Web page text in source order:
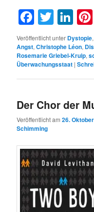
Veröffentlicht unter Dystopie
Angst,Christophe Léon,
Rosemarie Griebel-Kruip,
Überwachungsstaat |
Der Chor der
Veröffentlicht am26.
Schimming